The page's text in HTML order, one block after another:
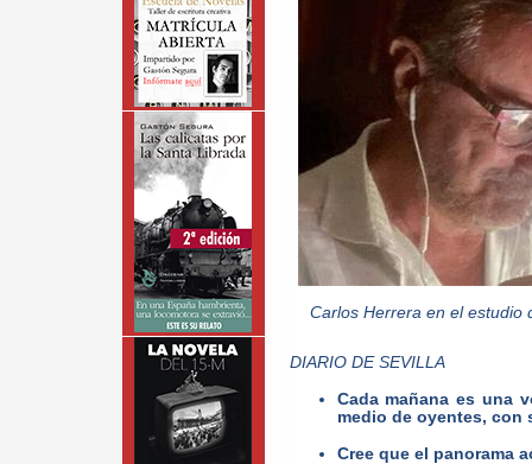
Carlos Herrera en el estudio
DIARIO DE SEVILLA
Cada mañana es una
medio de oyentes, con
Cree que el panorama